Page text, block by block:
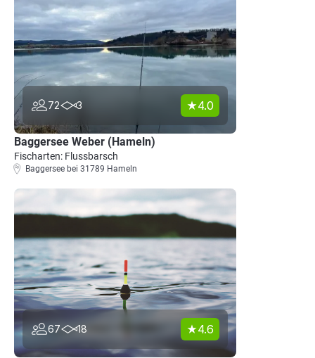
72 3 4.0
Baggersee Weber (Hameln)
Fischarten: Flussbarsch
Baggersee bei 31789 Hameln
67 18 4.6